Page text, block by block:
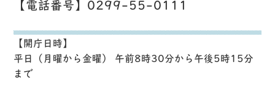
【電話番号】0299-55-0111
【開庁日時】
平日（月曜から金曜） 午前8時30分から午後5時15分
まで